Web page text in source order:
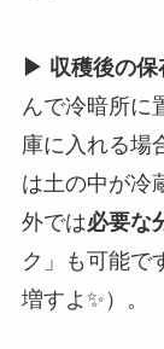
▶ 収穫後の保
んで冷暗所に
庫に入れる場
は土の中が冷
外では必要な
ク」も可能で
増すよ✨）。